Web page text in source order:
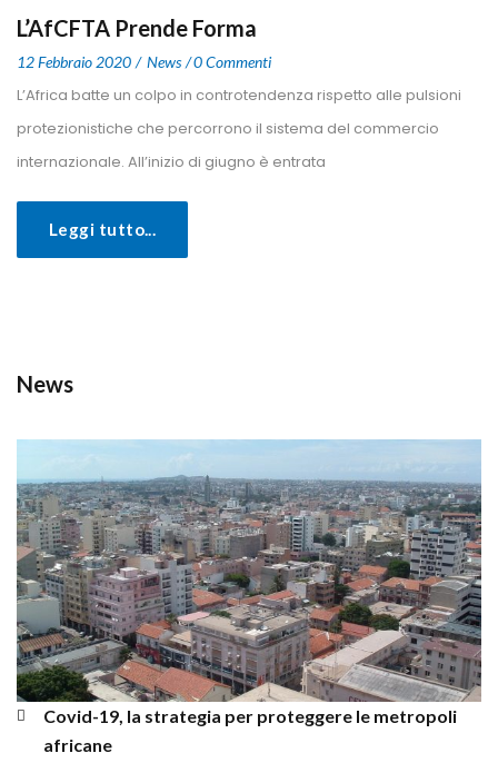
L’AfCFTA Prende Forma
12 Febbraio 2020 New 0 Commenti
L’Africa batte un colpo in controtendenza rispetto alle pulsioni
protezionistiche che percorrono il sistema del commercio
internazionale. All’inizio di giugno è entrata
Leggi tutto...
New
Covid-19, la strategia per proteggere le metropoli
africane